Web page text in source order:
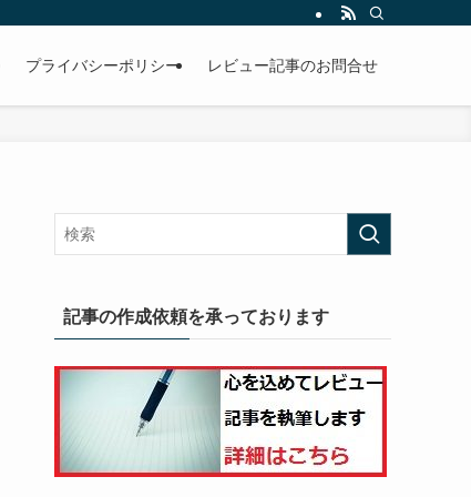
プライバシーポリシー レビュー記事のお問合せ
記事の作成依頼を承っております